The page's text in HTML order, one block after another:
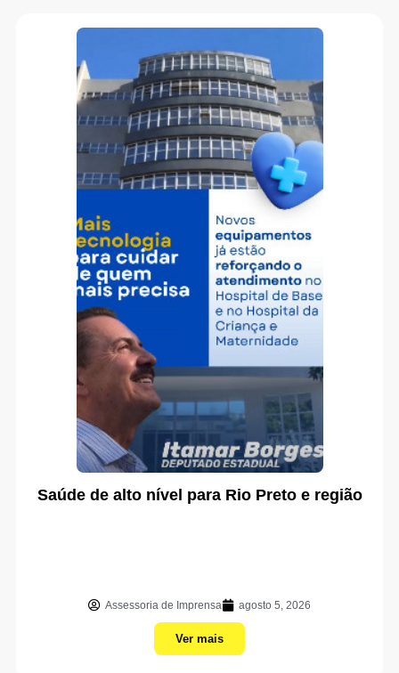
Saúde de alto nível para Rio Preto e região
Assessoria de Imprensa agosto 5, 2026
Ver mais